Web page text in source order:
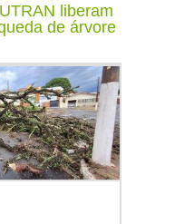
liberam
de árvore